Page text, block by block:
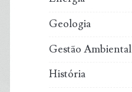
Geologia
Gestão Ambiental
História